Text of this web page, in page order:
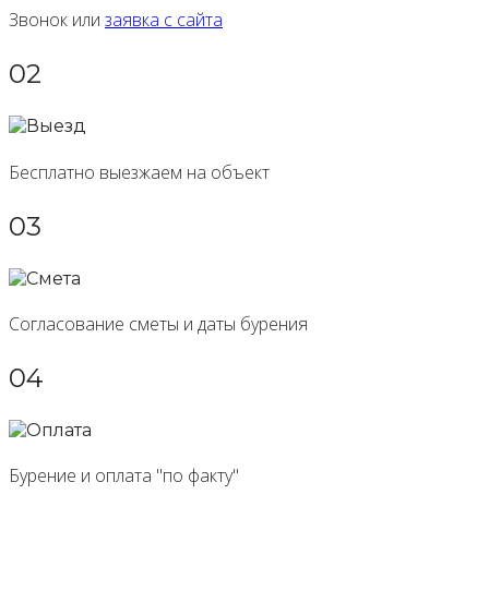
Звонок или заявка с сайта
02
Бесплатно выезжаем на объект
03
Согласование сметы и даты бурения
04
Бурение и оплата "по факту"